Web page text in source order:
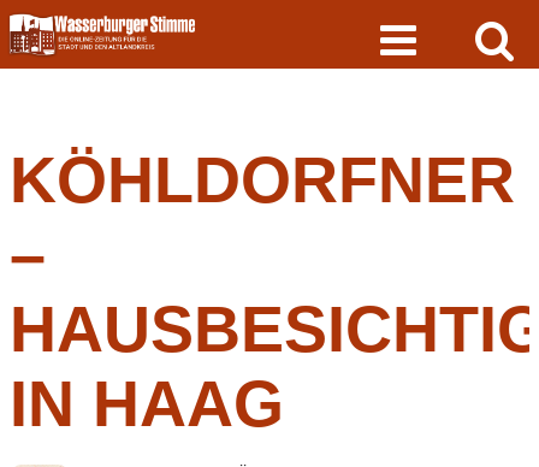
Skip
to
content
KÖHLDORFNER
–
IN HAAG